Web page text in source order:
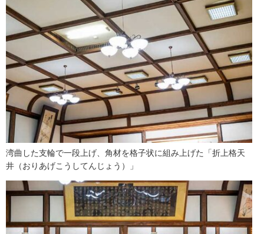
湾曲した支輪で一段上げ、角材を格子状に組み上げた「折上格天
井（おりあげこうしてんじょう）」